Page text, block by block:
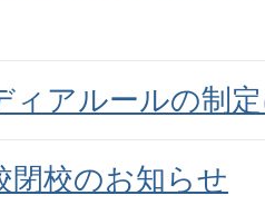
ィアルールの制
閉校のお知らせ